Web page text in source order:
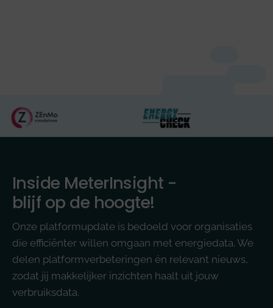
Inside MeterInsight -
blijf op de hoogte!
Onze platformupdate is bedoeld voor organisaties
die efficiënter willen omgaan met energiedata. We
delen platformverbeteringen én relevant nieuws,
zodat jij makkelijker inzichten haalt uit jouw
verbruiksdata.